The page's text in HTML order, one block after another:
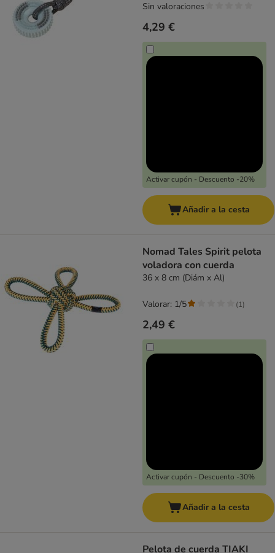
4,29 €
Activar cupón - Descuento -20%
Sin valoraciones
Añadir a la cesta
Nomad Tales Spirit pelota
voladora con cuerda
36 x 8 cm (Diám x Al)
2,49 €
Activar cupón - Descuento -30%
Valorar: 1/5 (1)
Añadir a la cesta
Pelota de cuerda TIAKI